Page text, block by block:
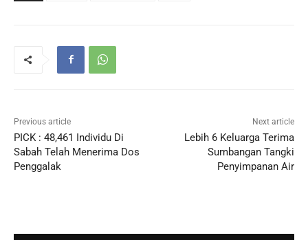
Previous article
PICK : 48,461 Individu Di
Sabah Telah Menerima Dos
Penggalak
Next article
Lebih 6 Keluarga Terima
Sumbangan Tangki
Penyimpanan Air